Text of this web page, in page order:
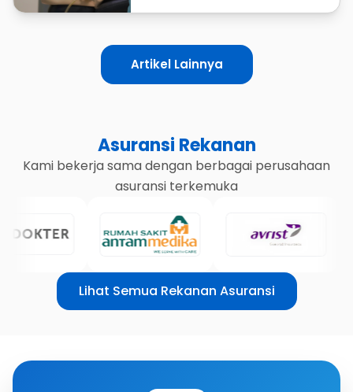
Artikel Lainnya
Asuransi Rekanan
Kami bekerja sama dengan berbagai perusahaan
asuransi terkemuka
Lihat Semua Rekanan Asuransi